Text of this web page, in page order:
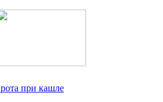
при кашле